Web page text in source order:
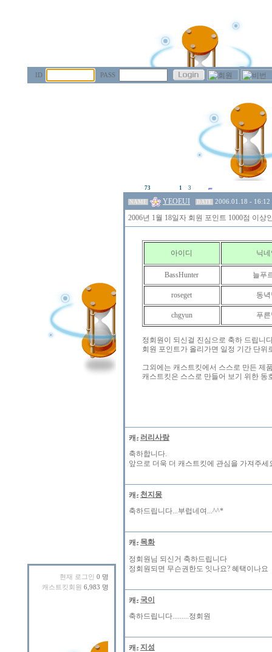
ID PASS
현재 로그인 0 명
캐스트킷회원 6,983 명
73 1 3
NAME YEOEUI DATE 2006.01.18 - 16:12
2006년 1월 18일자 회원 포인트 1000점 이
아이디 닉
BassHunter 늘푸
roseget 동
chgyun 푸
정회원이 되신걸 진심으로 축하 드립니
회원 포인트가 올리가면 일정 기간 단
그외에는 캐스트킷에서 스스로 만든 제
캐스트킷은 스스로 만들어 보기 위한 동
러리사랑
축하합니다.
앞으로 더욱 더 캐스트킷에 관심을 가져주세
천지몽
축하드립니다...부럽네여...^^*
목화
정회원님 되신거 축하드립니다
정회원되면 무슨권한도 잇나요? 혜택이나요
국이
축하드립니다.........정회원
지성